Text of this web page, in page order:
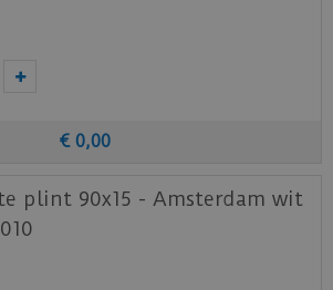
€ 0,00
plint 90x15 - Amsterdam wit